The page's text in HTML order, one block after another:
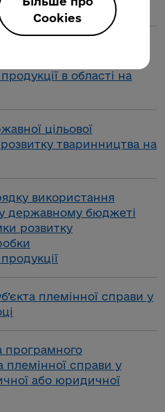
підтримки
в області на
цільової
тваринництва на
використання
державному бюджеті
розвитку
племінної справи у
програмного
племінної справи у
або юридичної
Cookies